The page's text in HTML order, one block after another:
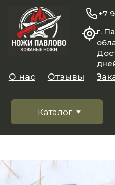
область
Доставка
Каталог
Заказать
+7 996 130 131 1